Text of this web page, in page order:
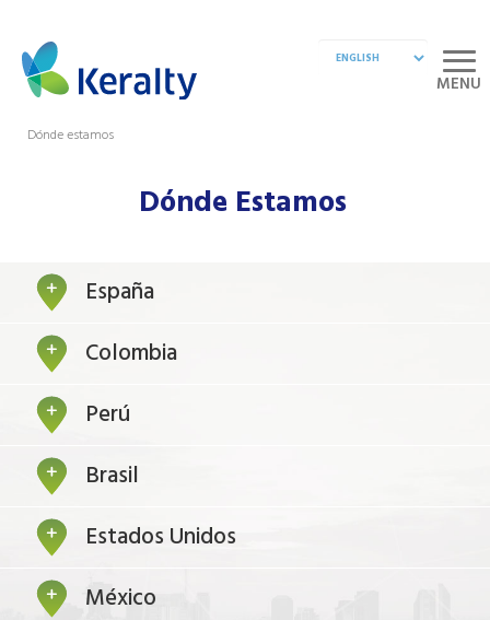
MENU
Dónde estamos
Dónde Estamos
España
Colombia
Perú
Brasil
Estados Unidos
México